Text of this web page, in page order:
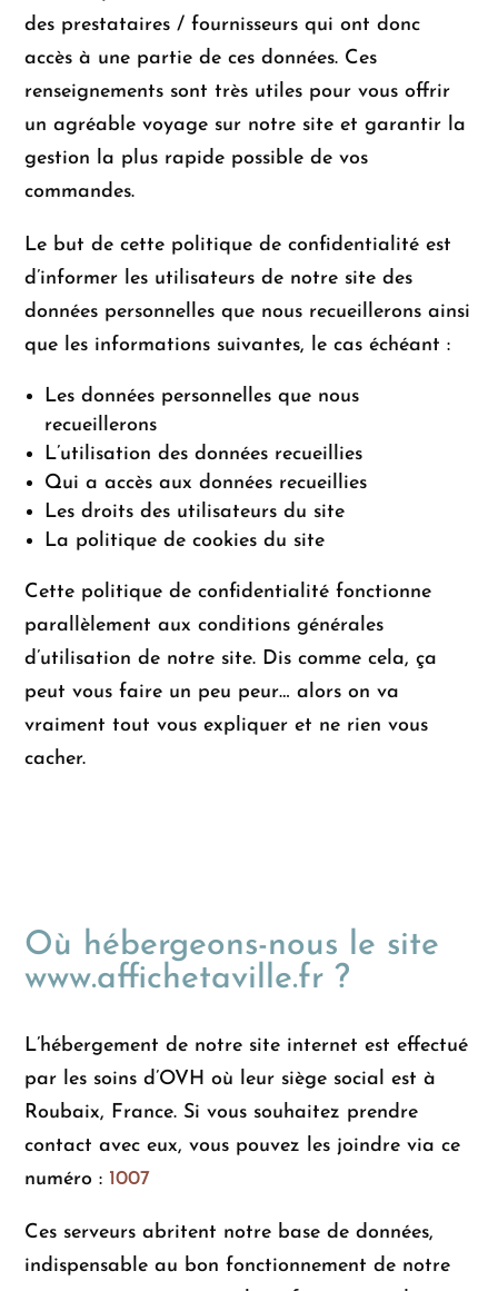
des prestataires / fournisseurs qui ont donc
accès à une partie de ces données. Ces
renseignements sont très utiles pour vous offrir
un agréable voyage sur notre site et garantir la
gestion la plus rapide possible de vos
commandes.
Le but de cette politique de confidentialité est
d’informer les utilisateurs de notre site des
données personnelles que nous recueillerons ainsi
que les informations suivantes, le cas échéant :
Les données personnelles que nous
recueillerons
L’utilisation des données recueillies
Qui a accès aux données recueillies
Les droits des utilisateurs du site
La politique de cookies du site
Cette politique de confidentialité fonctionne
parallèlement aux conditions générales
d’utilisation de notre site. Dis comme cela, ça
peut vous faire un peu peur… alors on va
vraiment tout vous expliquer et ne rien vous
cacher.
Où hébergeons-nous le site
www.affichetaville.fr ?
L’hébergement de notre site internet est effectué
par les soins d’OVH où leur siège social est à
Roubaix, France. Si vous souhaitez prendre
contact avec eux, vous pouvez les joindre via ce
numéro : 1007
Ces serveurs abritent notre base de données,
indispensable au bon fonctionnement de notre